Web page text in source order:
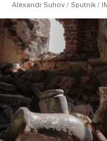
Alexandr Suhov / Sputnik /